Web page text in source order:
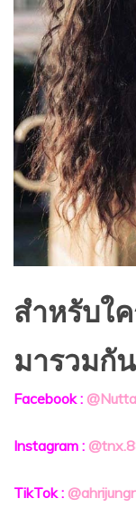
สำหรับใ
มารวมกั
Facebook :
Instagram :
TikTok :